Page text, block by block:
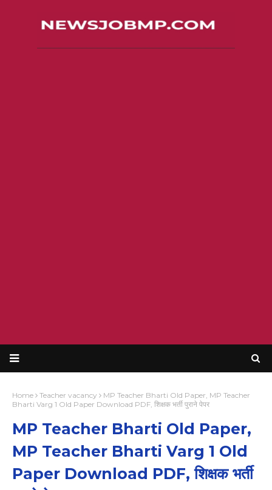
Home Teacher vacancy
MP Teacher Bharti Old Paper, MP Teacher
Bharti Varg 1 Old Paper Download PDF, शिक्षक भर्ती पुराने पेपर
MP Teacher Bharti Old Paper,
MP Teacher Bharti Varg 1 Old
Paper Download PDF, शिक्षक भर्ती